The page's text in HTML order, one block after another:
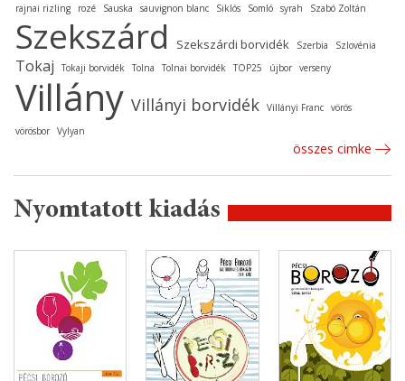
rajnai rizling
rozé Sauska sauvignon blanc Siklós Somló syrah Szabó Zoltán
Szekszárd Szekszárdi borvidék Szerbia Szlovénia
Tokaj Tokaji borvidék Tolna Tolnai borvidék TOP25 újbor verseny
Villány Villányi borvidék Villányi Franc vörös
vörösbor Vylyan
összes cimke
Nyomtatott kiadás